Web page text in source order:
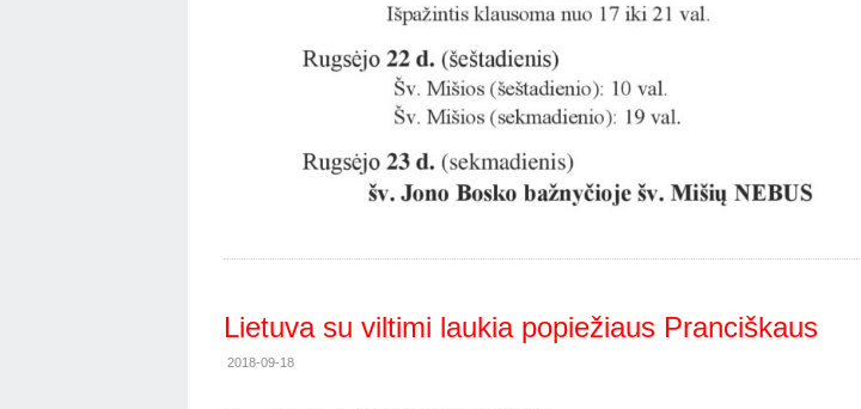
Lietuva su viltimi laukia popiežiaus Pranciškaus
2018-09-18